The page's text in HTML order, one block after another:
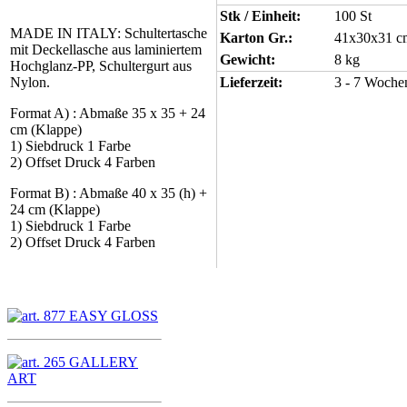
MADE IN ITALY: Schultertasche
mit Deckellasche aus laminiertem
Hochglanz-PP, Schultergurt aus
Nylon.
Format A) : Abmaße 35 x 35 + 24
cm (Klappe)
1) Siebdruck 1 Farbe
2) Offset Druck 4 Farben
Format B) : Abmaße 40 x 35 (h) +
24 cm (Klappe)
1) Siebdruck 1 Farbe
2) Offset Druck 4 Farben
Stk / Einheit:
100 St
Karton Gr.:
41x30x31
Gewicht:
8 kg
Lieferzeit:
3 - 7